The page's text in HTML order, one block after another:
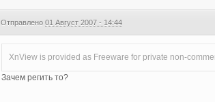
Отправлено01 Август 2007 - 14:44
XnView is provided as Freeware for private non-
Зачем регить то?